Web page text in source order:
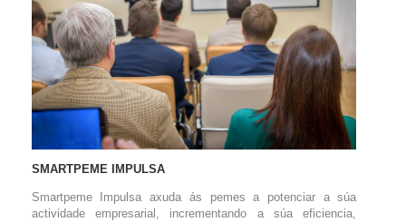
SMARTPEME IMPULSA
Smartpeme Impulsa axuda ás pemes a potenciar a súa
actividade empresarial, incrementando a súa eficiencia,